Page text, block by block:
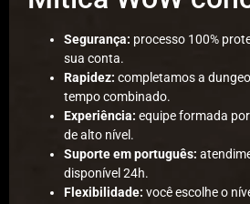
Segurança: processo 100%
sua conta.
Rapidez: completamos a
tempo combinado.
Experiência: equipe formada
de alto nível.
Suporte em português:
disponível 24h.
Flexibilidade: você escolhe o